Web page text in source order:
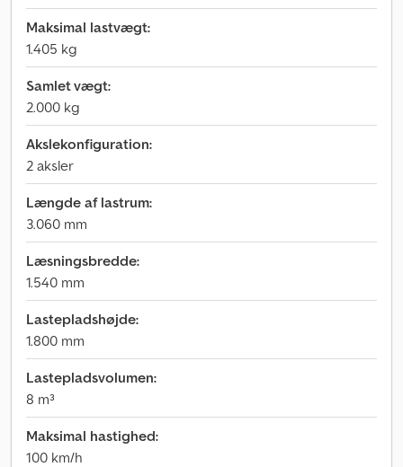
Maksimal lastvægt:
1.405 kg
Samlet vægt:
2.000 kg
Akslekonfiguration:
2 aksler
Længde af lastrum:
3.060 mm
Læsningsbredde:
1.540 mm
Lastepladshøjde:
1.800 mm
Lastepladsvolumen:
8 m³
Maksimal hastighed:
100 km/h